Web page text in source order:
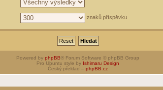
znaků příspěvku
Powered by phpBB® Forum Software © phpBB Group
Pro Ubuntu style by Ishimaru Design
Český překlad – phpBB.cz